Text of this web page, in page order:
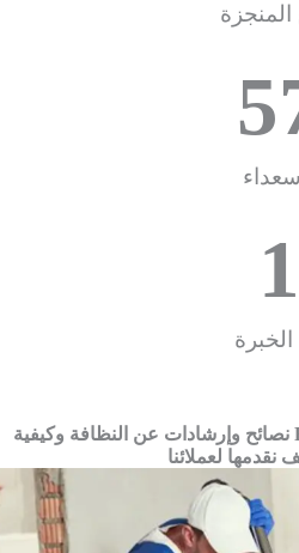
المنجزة
نكتب لك في مدونة RTS Clean نصائح وإرشادات عن النظافة وكيفية
نقدمها لعملائنا